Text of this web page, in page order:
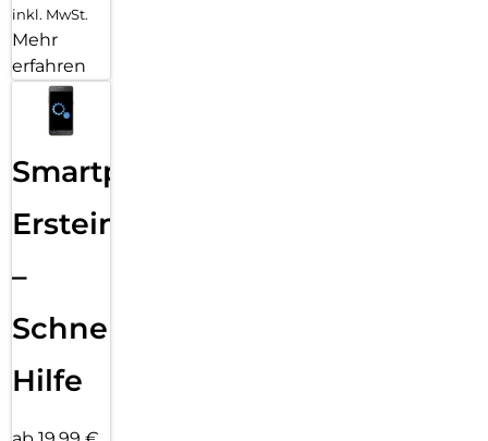
inkl. MwSt.
Mehr
erfahren
Smartphone
Ersteinrichtung
–
Schnelle
Hilfe